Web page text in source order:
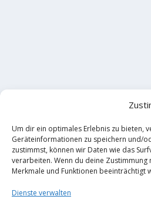
Um dir ein optimales Erlebnis zu bieten,
Geräteinformationen zu speichern und/
zustimmst, können wir Daten wie das
verarbeiten. Wenn du deine
Merkmale und Funktionen beeinträchtigt
Dienste verwalten